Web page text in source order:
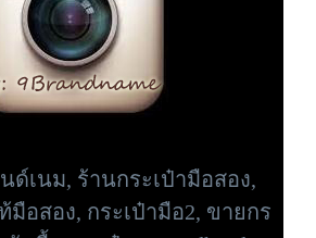
ด์เนม, ร้านกระเป๋ามือสอง,
มือสอง, กระเป๋ามือ2, ขายกร